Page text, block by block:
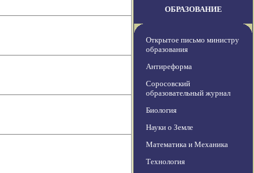
ОБРАЗОВАНИЕ
Открытое письмо министру
образования
Антиреформа
Соросовский
образовательный журнал
Биология
Науки о Земле
Математика и Механика
Технология